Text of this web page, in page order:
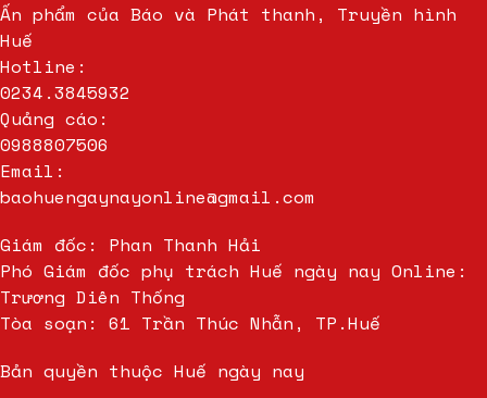
Ấn phẩm của Báo và Phát thanh, Truyền hình
Huế
Hotline:
0234.3845932
Quảng cáo:
0988807506
Email:
baohuengaynayonline@gmail.com
Giám đốc: Phan Thanh Hải
Phó Giám đốc phụ trách Huế ngày nay Online:
Trương Diên Thống
Tòa soạn: 61 Trần Thúc Nhẫn, TP.Huế
Bản quyền thuộc Huế ngày nay